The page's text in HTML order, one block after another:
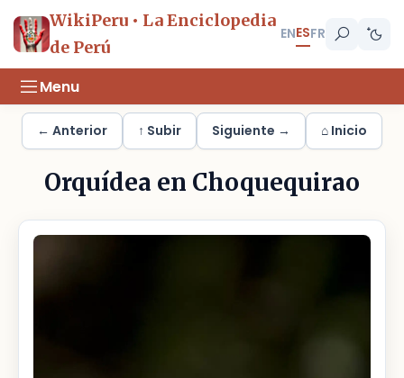
WikiPeru • La Enciclopedia
de Perú
ENESFR
Menu
← Anterior ↑ Subir Siguiente → ⌂ Inicio
Orquídea en Choquequirao